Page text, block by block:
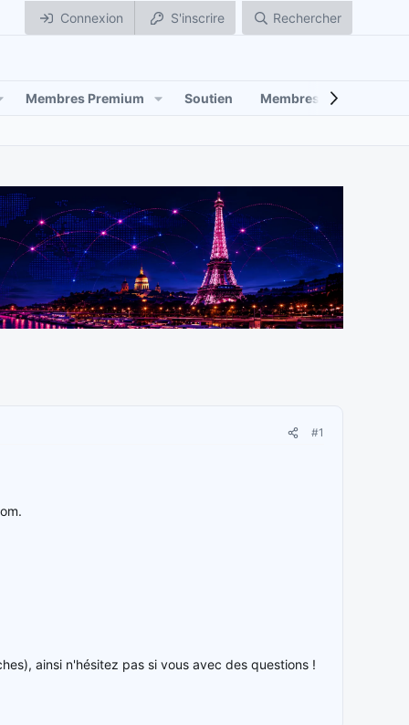
Connexion S'inscrire Rechercher
Membres Premium Soutien Membres
#1
ainsi n'hésitez pas si vous avec des questions !